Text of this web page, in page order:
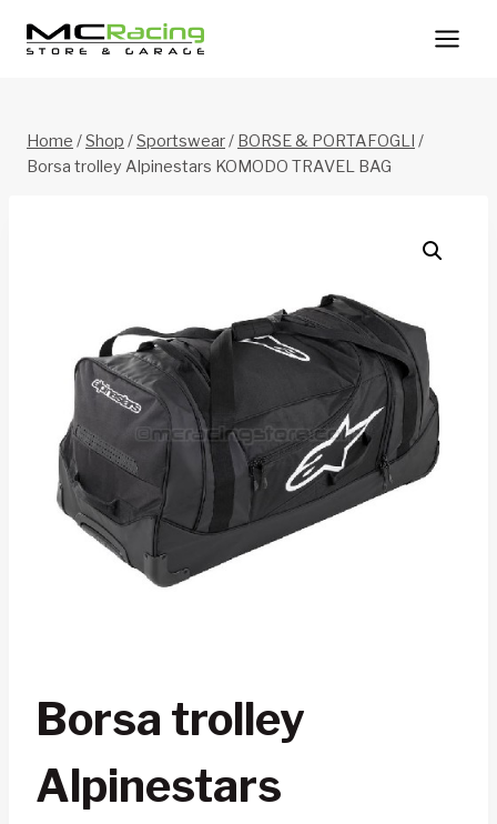
Home /Shop /Sportswear/ BORSE & PORTAFOGLI /
Borsa trolley Alpinestars KOMODO TRAVEL BAG
Borsa trolley
Alpinestars